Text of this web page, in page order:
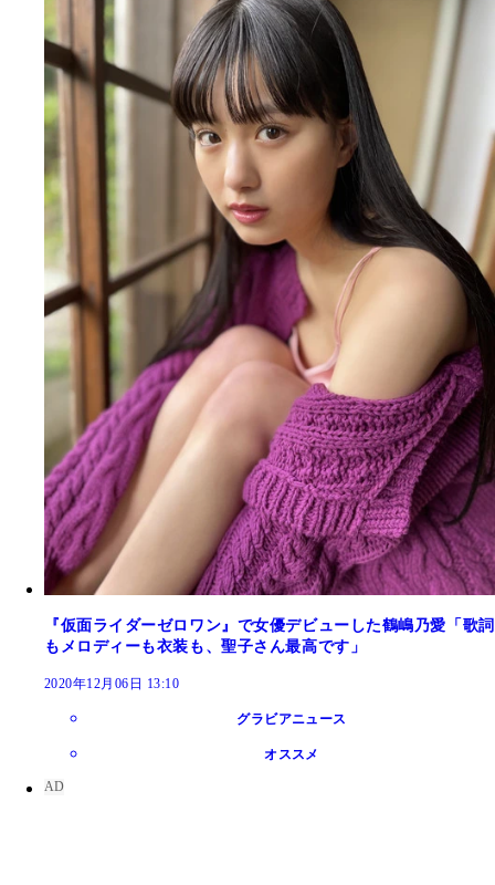
『仮面ライダーゼロワン』で女優デビューした鶴嶋乃愛「歌詞
もメロディーも衣装も、聖子さん最高です」
2020年12月06日 13:10
グラビアニュース
オススメ